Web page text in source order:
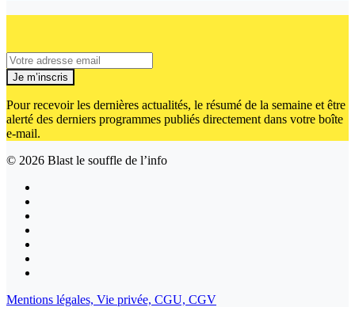
Je m’inscris
Pour recevoir les dernières actualités, le résumé de la semaine et être
alerté des derniers programmes publiés directement dans votre boîte
e-mail.
© 2026 Blast le souffle de l’info
Mentions légales, Vie privée, CGU, CGV